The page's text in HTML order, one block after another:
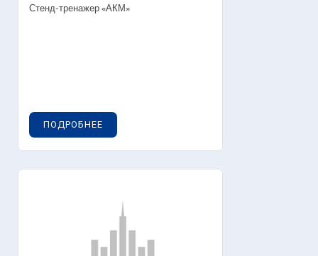
Стенд-тренажер «АКМ»
ПОДРОБНЕЕ